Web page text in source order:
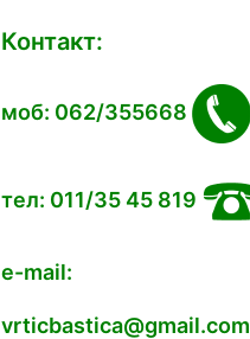
Контакт:
моб: 062/355668
тел: 011/35 45 819
e-mail:
vrticbastica@gmail.com